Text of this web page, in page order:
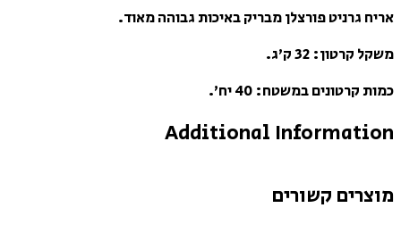
אריח גרניט פורצלן מבריק באיכות גבוהה מאוד.
משקל קרטון: 32 ק’ג.
כמות קרטונים במשטח: 40 יח’.
Additional Information
מוצרים קשורים